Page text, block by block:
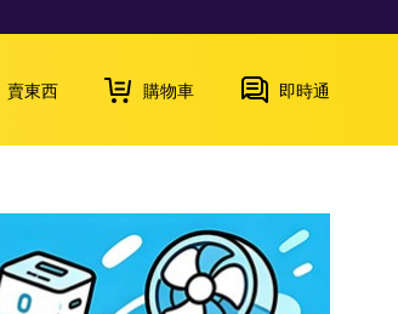
賣東西 購物車 即時通